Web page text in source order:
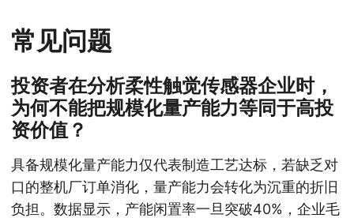
常见问题
投资者在分析柔性触觉传感器企业时，
为何不能把规模化量产能力等同于高投
资价值？
具备规模化量产能力仅代表制造工艺达标，若缺乏对
口的整机厂订单消化，量产能力会转化为沉重的折旧
负担。数据显示，产能闲置率一旦突破40%，企业毛